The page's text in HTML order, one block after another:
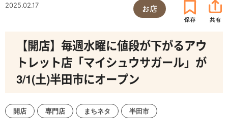
2025.02.17 お店
【開店】毎週水曜に値段が下がるアウ
トレット店「マイシュウサガール」が
3/1(土)半田市にオープン
開店 専門店 まちネタ 半田市